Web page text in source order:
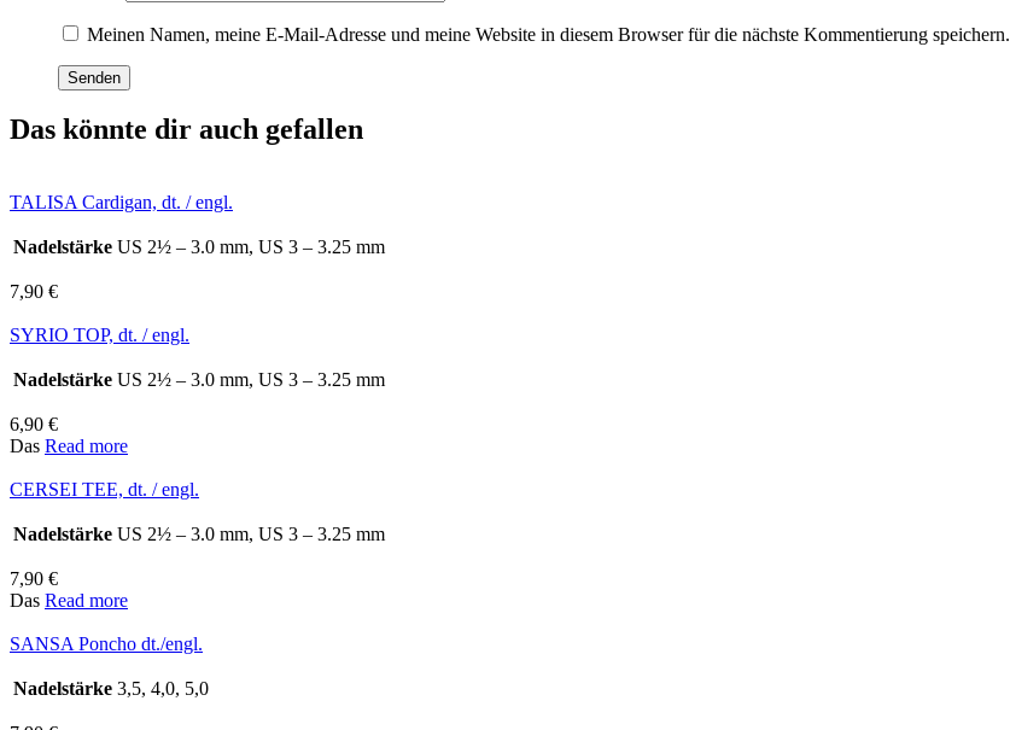
Meinen Namen, meine E-Mail-Adresse und meine Website in diesem Browser für die nächste Kommentierung speichern.
Das könnte dir auch gefallen
TALISA Cardigan, dt. / engl.
Nadelstärke US 2½ – 3.0 mm, US 3 – 3.25 mm
7,90 €
SYRIO TOP, dt. / engl.
Nadelstärke US 2½ – 3.0 mm, US 3 – 3.25 mm
6,90 €
Das Read more
CERSEI TEE, dt. / engl.
Nadelstärke US 2½ – 3.0 mm, US 3 – 3.25 mm
7,90 €
Das Read more
SANSA Poncho dt./engl.
Nadelstärke 3,5, 4,0, 5,0